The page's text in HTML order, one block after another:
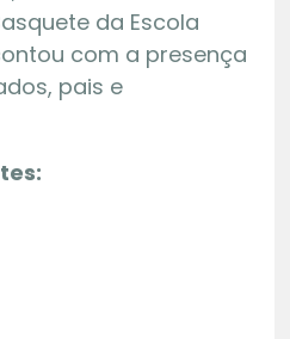
da Escola
com a presença
pais e